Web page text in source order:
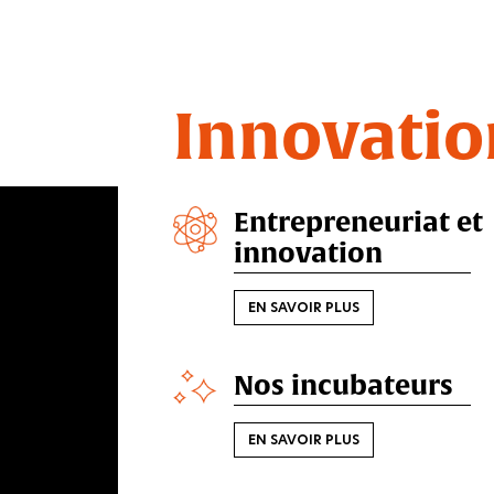
Entrepreneuriat et
innovation
EN SAVOIR PLUS
Nos incubateurs
EN SAVOIR PLUS